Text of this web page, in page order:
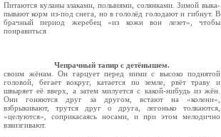
Питаются куланы злаками, полынями, солянками. Зимой выка­
пывают корм из-под снега, но в гололёд голодают и гибнут. В
брачный период жеребец «из кожи вон лезет», чтобы
понравиться
Чепрачный тапир с детёнышем.
своим жёнам. Он гарцует перед ними с высо­ко поднятой
головой, бегает вокруг, катается по земле, рвёт траву и
швыряет её вверх, а затем милуется с какой-нибудь из жён.
Они гоняются друг за другом, встают на «коле­ни»,
взбрыкивают, трутся друг о друга, ле­гонько толкаются,
«целуются», соприкаса­ясь носами, и при этом мелодично
взвизгива­ют.